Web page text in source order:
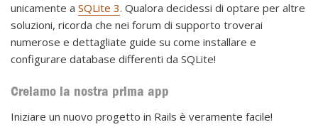
unicamente a SQLite 3. Qualora decidessi di optare per altre
soluzioni, ricorda che nei forum di supporto troverai
numerose e dettagliate guide su come installare e
configurare database differenti da SQLite!
Creiamo la nostra prima app
Iniziare un nuovo progetto in Rails è veramente facile!